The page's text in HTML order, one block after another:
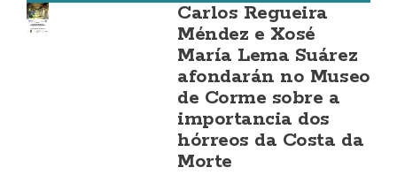
Carlos Regueira
Méndez e Xosé
María Lema Suárez
afondarán no Museo
de Corme sobre a
importancia dos
hórreos da Costa da
Morte